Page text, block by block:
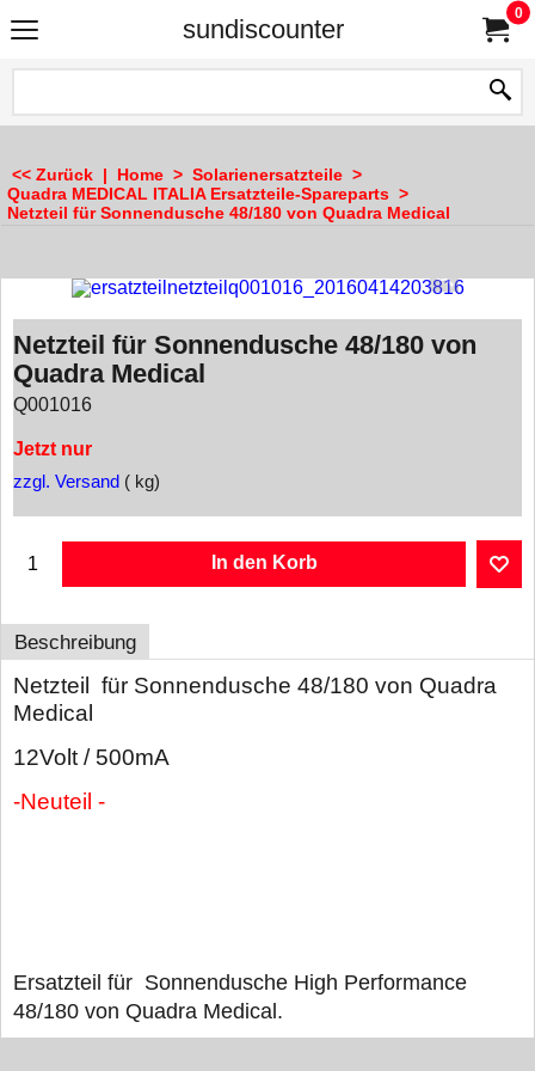
sundiscounter
0
<< Zurück | Home > Solarienersatzteile >
Quadra MEDICAL ITALIA Ersatzteile-Spareparts >
Netzteil für Sonnendusche 48/180 von Quadra Medical
Netzteil für Sonnendusche 48/180 von
Quadra Medical
Q001016
Jetzt nur
zzgl. Versand kg
In den Korb
Beschreibung
Netzteil für Sonnendusche 48/180 von Quadra
Medical
12Volt / 500mA
-Neuteil -
Ersatzteil für Sonnendusche High Performance
48/180 von Quadra Medical.